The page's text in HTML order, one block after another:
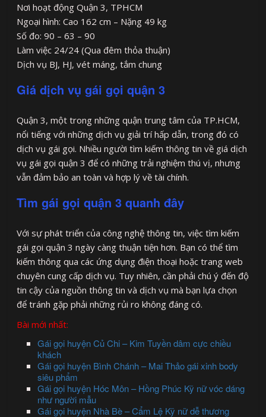
Nơi hoạt động Quận 3, TPHCM
Ngoại hình: Cao 162 cm – Nặng 49 kg
Số đo: 90 – 63 – 90
Làm việc 24/24 (Qua đêm thỏa thuận)
Dịch vụ BJ, HJ, vét máng, tắm chung
Giá dịch vụ gái gọi quận 3
Quận 3, một trong những quận trung tâm của TP.HCM,
nổi tiếng với những dịch vụ giải trí hấp dẫn, trong đó có
dịch vụ gái gọi. Nhiều người tìm kiếm thông tin về giá dịch
vụ gái gọi quận 3 để có những trải nghiệm thú vị, nhưng
vẫn đảm bảo an toàn và hợp lý về tài chính.
Tìm gái gọi quận 3 quanh đây
Với sự phát triển của công nghệ thông tin, việc tìm kiếm
gái gọi quận 3 ngày càng thuận tiện hơn. Bạn có thể tìm
kiếm thông qua các ứng dụng điện thoại hoặc trang web
chuyên cung cấp dịch vụ. Tuy nhiên, cần phải chú ý đến độ
tin cậy của nguồn thông tin và dịch vụ mà bạn lựa chọn
để tránh gặp phải những rủi ro không đáng có.
Bài mới nhất:
Gái gọi huyện Củ Chi – Kim Tuyền dâm cực chiều
khách
Gái gọi huyện Bình Chánh – Mai Thảo gái xinh body
siêu phẩm
Gái gọi huyện Hóc Môn – Hồng Phúc Kỹ nữ vóc dáng
như người mẫu
Gái gọi huyện Nhà Bè – Cẩm Lệ Kỹ nữ dễ thương